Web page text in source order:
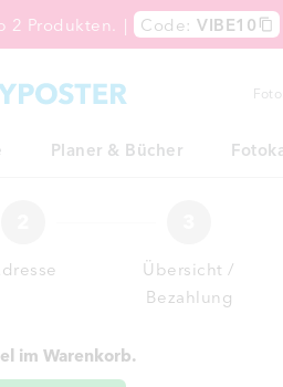
2 Produkten. | Code: VIBE10
Planer & Bücher
Übersicht /
Bezahlung
im Warenkorb.